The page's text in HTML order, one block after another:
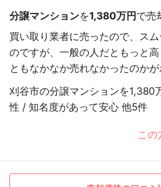
分譲マンションを1,380万円で売
買い取り業者に売ったので、ス
のですが、一般の人だともっと
ともなかなか売れなかったのかが
刈谷市の分譲マンションを1,380
性 / 知名度があって安心 他5件
この